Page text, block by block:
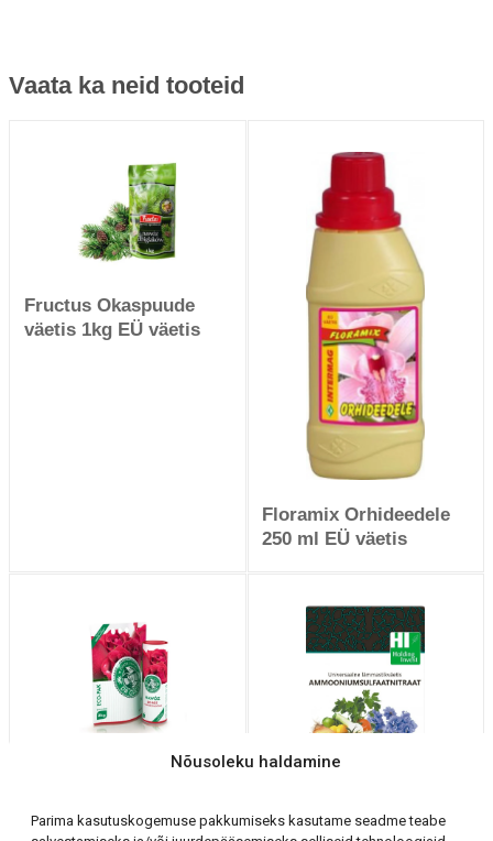
Nõusoleku haldamine
Parima kasutuskogemuse pakkumiseks kasutame seadme teabe
Vaata ka neid tooteid
Fructus Okaspuude
väetis 1kg EÜ väetis
Floramix Orhideedele
250 ml EÜ väetis